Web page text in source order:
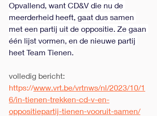
Opvallend, want CD&V die nu de
meerderheid heeft, gaat dus samen
met een partij uit de oppositie. Ze gaan
één lijst vormen, en de nieuwe partij
heet Team Tienen.
volledig bericht:
https://www.vrt.be/vrtnws/nl/2023/10/1
6/in-tienen-trekken-cd-v-en-
oppositiepartij-tienen-vooruit-samen/